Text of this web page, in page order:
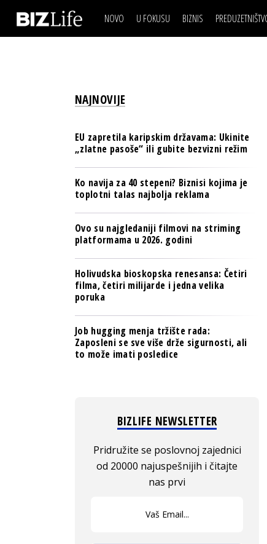
NOVO U FOKUSU BIZNIS
BANKE
OSIGURANJE
TECH I AI
BIZNIS & SPORT
PULS REGIONA
NOVO NA RAFU
IZJAVA DANABIZNIS SCENA
BREND I
OSIGURANJE
TECH I AI
PULS REGIONA
NAJNOVIJE
EU zapretila karipskim državama: Ukinite
„zlatne pasoše“ ili gubite bezvizni režim
Ko navija za 40 stepeni? Biznisi kojima je
toplotni talas najbolja reklama
Ovo su najgledaniji filmovi na striming
platformama u 2026. godini
Holivudska bioskopska renesansa: Četiri
filma, četiri milijarde i jedna velika
poruka
Job hugging menja tržište rada:
Zaposleni se sve više drže sigurnosti, ali
to može imati posledice
BIZLIFE NEWSLETTER
Pridružite se poslovnoj zajednici
od 20000 najuspešnijih i čitajte
nas prvi